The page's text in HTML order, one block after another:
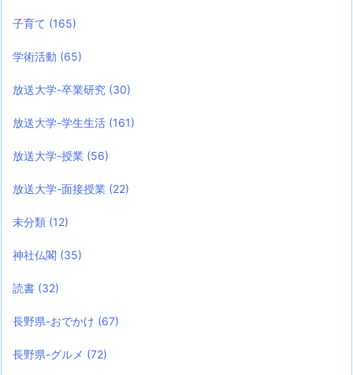
子育て (165)
学術活動 (65)
放送大学-卒業研究 (30)
放送大学-学生生活 (161)
放送大学-授業 (56)
放送大学-面接授業 (22)
未分類 (12)
神社仏閣 (35)
読書 (32)
長野県-おでかけ (67)
長野県-グルメ (72)